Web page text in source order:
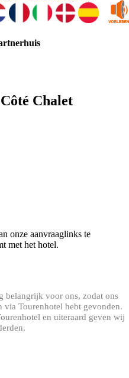
Chalet
onze aanvraaglinks te
met het hotel.
belangrijk voor ons, zodat ons
via Tourenhotel hebt gevonden.
en uiteraard geven wij